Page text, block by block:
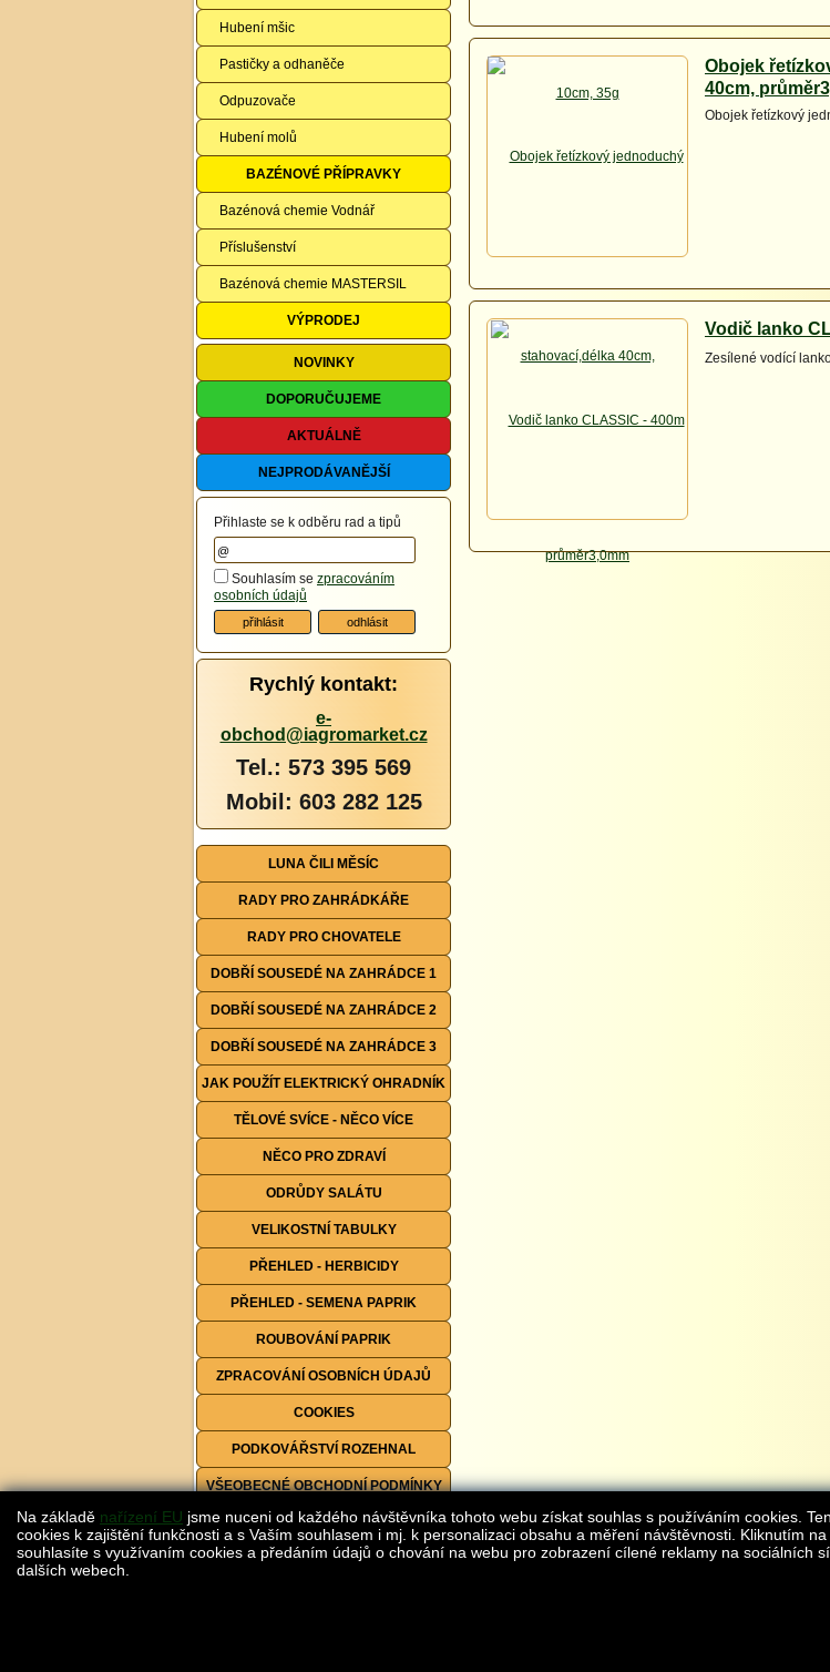
Hubení mšic
Pastičky a odhaněče
Odpuzovače
Hubení molů
BAZÉNOVÉ PŘÍPRAVKY
Bazénová chemie Vodnář
Příslušenství
Bazénová chemie MASTERSIL
VÝPRODEJ
NOVINKY
DOPORUČUJEME
AKTUÁLNĚ
NEJPRODÁVANĚJŠÍ
Přihlaste se k odběru rad a tipů
Souhlasím se zpracováním
osobních údajů
Rychlý kontakt:
e-
obchod@iagromarket.cz
Tel.: 573 395 569
Mobil: 603 282 125
LUNA ČILI MĚSÍC
RADY PRO ZAHRÁDKÁŘE
RADY PRO CHOVATELE
DOBŘÍ SOUSEDÉ NA ZAHRÁDCE 1
DOBŘÍ SOUSEDÉ NA ZAHRÁDCE 2
DOBŘÍ SOUSEDÉ NA ZAHRÁDCE 3
JAK POUŽÍT ELEKTRICKÝ OHRADNÍK
TĚLOVÉ SVÍCE - NĚCO VÍCE
NĚCO PRO ZDRAVÍ
ODRŮDY SALÁTU
VELIKOSTNÍ TABULKY
PŘEHLED - HERBICIDY
PŘEHLED - SEMENA PAPRIK
ROUBOVÁNÍ PAPRIK
ZPRACOVÁNÍ OSOBNÍCH ÚDAJŮ
COOKIES
PODKOVÁŘSTVÍ ROZEHNAL
VŠEOBECNÉ OBCHODNÍ PODMÍNKY
FORMULÁŘE KE STAŽENÍ
Obojek
40cm,
Obojek řetízkový
Vodič lanko
Zesílené vodící
Na základě nařízení EU jsme nuceni od každého návštěvníka tohoto webu získat souhlas s používáním cookies.
cookies k zajištění funkčnosti a s Vaším souhlasem i mj. k personalizaci obsahu a měření návštěvnosti. Kliknutím na
souhlasíte s využívaním cookies a předáním údajů o chování na webu pro zobrazení cílené reklamy na sociálních
dalších webech.